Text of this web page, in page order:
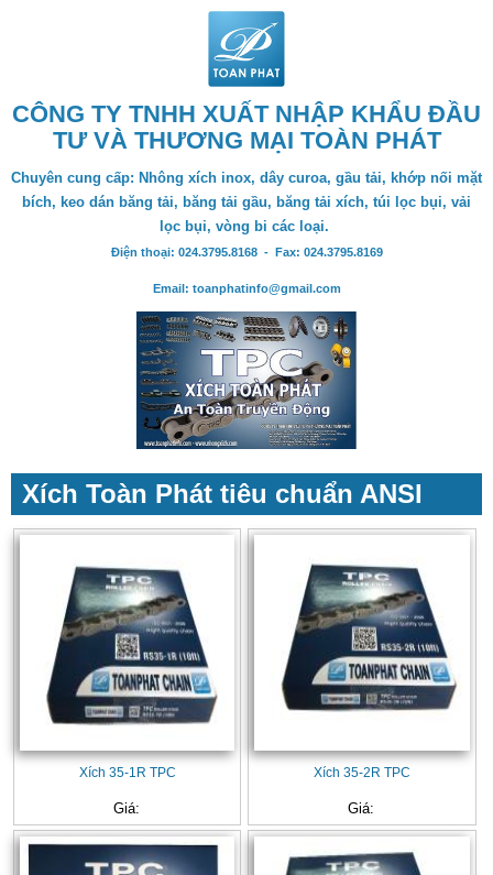
CÔNG TY TNHH XUẤT NHẬP KHẨU ĐẦU
TƯ VÀ THƯƠNG MẠI TOÀN PHÁT
Chuyên cung cấp: Nhông xích inox, dây curoa, gầu tải, khớp nối mặt
bích, keo dán băng tải, băng tải gầu, băng tải xích, túi lọc bụi, vải
lọc bụi, vòng bi các loại.
Điện thoại: 024.3795.8168 - Fax: 024.3795.8169
Email: toanphatinfo@gmail.com
Xích Toàn Phát tiêu chuẩn ANSI
Xích 35-1R TPC
Giá:
Xích 35-2R TPC
Giá: